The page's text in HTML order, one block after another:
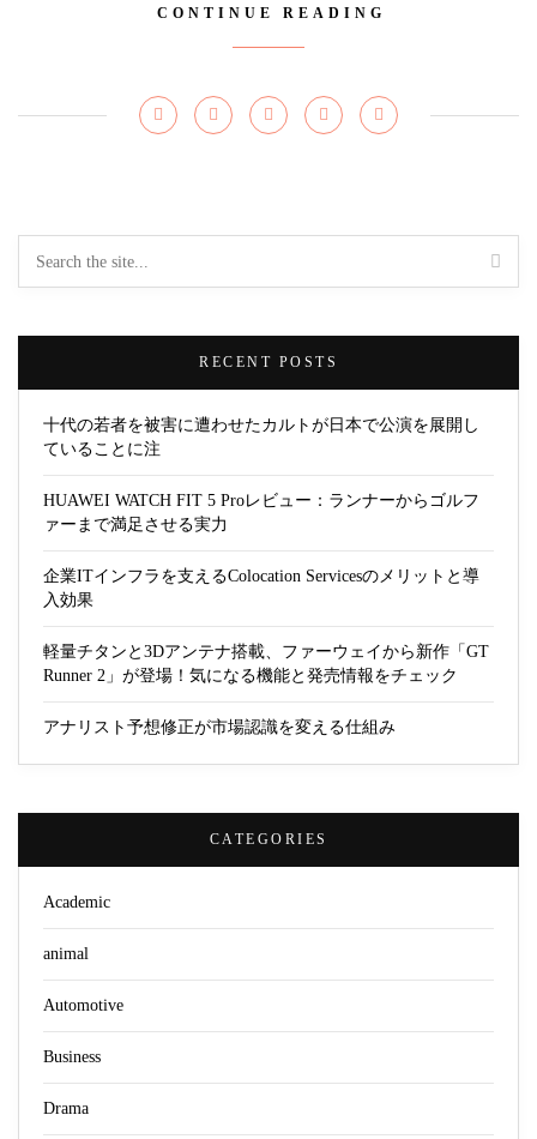
CONTINUE READING
RECENT POSTS
十代の若者を被害に遭わせたカルトが日本で公演を展開し
ていることに注
HUAWEI WATCH FIT 5 Proレビュー：ランナーからゴルフ
ァーまで満足させる実力
企業ITインフラを支えるColocation Servicesのメリットと導
入効果
軽量チタンと3Dアンテナ搭載、ファーウェイから新作「GT
Runner 2」が登場！気になる機能と発売情報をチェック
アナリスト予想修正が市場認識を変える仕組み
CATEGORIES
Academic
animal
Automotive
Business
Drama